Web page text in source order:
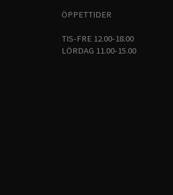
ÖPPETTIDER
TIS-FRE 12.00-18.00
LÖRDAG 11.00-15.00